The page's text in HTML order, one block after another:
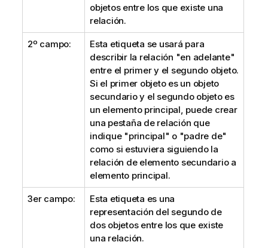
objetos entre los que existe una
relación.
2º campo:
Esta etiqueta se usará para
describir la relación "en adelante"
entre el primer y el segundo objeto.
Si el primer objeto es un objeto
secundario y el segundo objeto es
un elemento principal, puede crear
una pestaña de relación que
indique "principal" o "padre de"
como si estuviera siguiendo la
relación de elemento secundario a
elemento principal.
3er campo:
Esta etiqueta es una
representación del segundo de
dos objetos entre los que existe
una relación.